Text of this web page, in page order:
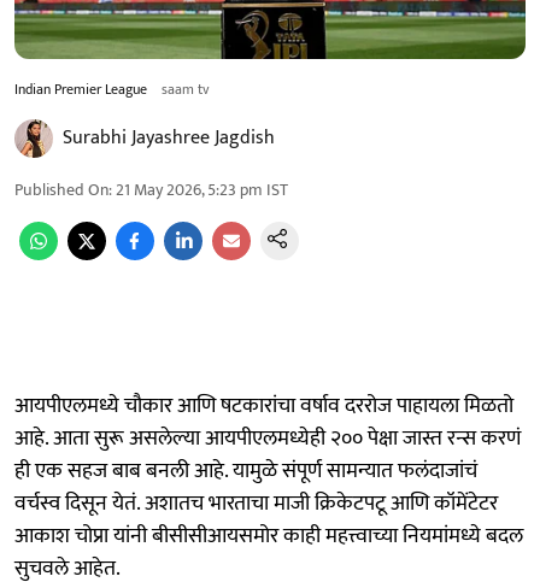
Indian Premier League saam tv
Surabhi Jayashree Jagdish
Published On:21 May 2026, 5:23 pm IST
आयपीएलमध्ये चौकार आणि षटकारांचा वर्षाव दररोज पाहायला मिळतो
आहे. आता सुरू असलेल्या आयपीएलमध्येही २०० पेक्षा जास्त रन्स करणं
ही एक सहज बाब बनली आहे. यामुळे संपूर्ण सामन्यात फलंदाजांचं
वर्चस्व दिसून येतं. अशातच भारताचा माजी क्रिकेटपटू आणि कॉमेंटेटर
आकाश चोप्रा यांनी बीसीसीआयसमोर काही महत्त्वाच्या नियमांमध्ये बदल
सुचवले आहेत.